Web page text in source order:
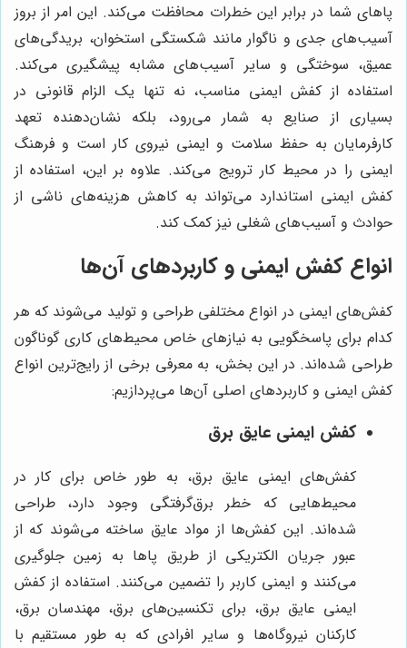
پاهای شما در برابر این خطرات محافظت می‌کند. این امر از بروز
آسیب‌های جدی و ناگوار مانند شکستگی استخوان، بریدگی‌های
عمیق، سوختگی و سایر آسیب‌های مشابه پیشگیری می‌کند.
استفاده از کفش ایمنی مناسب، نه تنها یک الزام قانونی در
بسیاری از صنایع به شمار می‌رود، بلکه نشان‌دهنده تعهد
کارفرمایان به حفظ سلامت و ایمنی نیروی کار است و فرهنگ
ایمنی را در محیط کار ترویج می‌کند. علاوه بر این، استفاده از
کفش ایمنی استاندارد می‌تواند به کاهش هزینه‌های ناشی از
حوادث و آسیب‌های شغلی نیز کمک کند.
انواع کفش ایمنی و کاربردهای آن‌ها
کفش‌های ایمنی در انواع مختلفی طراحی و تولید می‌شوند که هر
کدام برای پاسخگویی به نیازهای خاص محیط‌های کاری گوناگون
طراحی شده‌اند. در این بخش، به معرفی برخی از رایج‌ترین انواع
کفش ایمنی و کاربردهای اصلی آن‌ها می‌پردازیم:
کفش ایمنی عایق برق
کفش‌های ایمنی عایق برق، به طور خاص برای کار در
محیط‌هایی که خطر برق‌گرفتگی وجود دارد، طراحی
شده‌اند. این کفش‌ها از مواد عایق ساخته می‌شوند که از
عبور جریان الکتریکی از طریق پاها به زمین جلوگیری
می‌کنند و ایمنی کاربر را تضمین می‌کنند. استفاده از کفش
ایمنی عایق برق، برای تکنسین‌های برق، مهندسان برق،
کارکنان نیروگاه‌ها و سایر افرادی که به طور مستقیم با